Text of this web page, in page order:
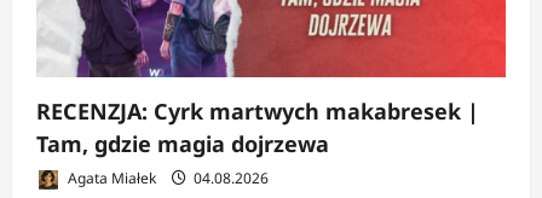
RECENZJA: Cyrk martwych makabresek |
Tam, gdzie magia dojrzewa
Agata Miałek 04.08.2026